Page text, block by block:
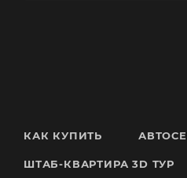
КАК КУПИТЬ
ШТАБ-КВАРТИРА 3D ТУР